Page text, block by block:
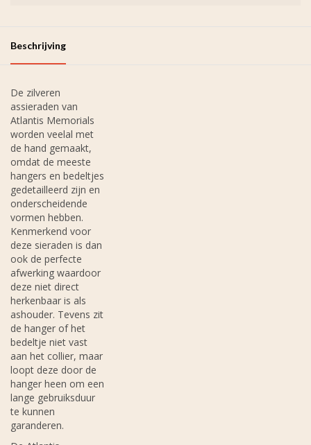
Beschrijving
De zilveren
assieraden van
Atlantis Memorials
worden veelal met
de hand gemaakt,
omdat de meeste
hangers en bedeltjes
gedetailleerd zijn en
onderscheidende
vormen hebben.
Kenmerkend voor
deze sieraden is dan
ook de perfecte
afwerking waardoor
deze niet direct
herkenbaar is als
ashouder. Tevens zit
de hanger of het
bedeltje niet vast
aan het collier, maar
loopt deze door de
hanger heen om een
lange gebruiksduur
te kunnen
garanderen.